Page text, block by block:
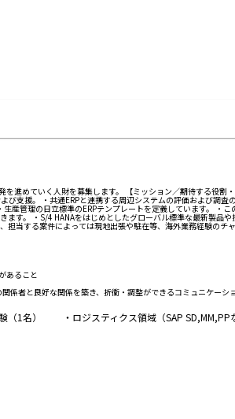
進めていく人財を募集します。 【ミッション／期待する役
支援。 ・共通ERPと連携する周辺システムの評価および調
産管理の日立標準のERPテンプレートを定義しています。
す。 ・S/4 HANAをはじめとしたグローバル標準な最新製
当する案件によっては現地出張や駐在等、海外業務経験のチャ
あること
者と良好な関係を築き、折衝・調整ができるコミュニケー
1名） ・ロジスティクス領域（SAP SD,MM,PP